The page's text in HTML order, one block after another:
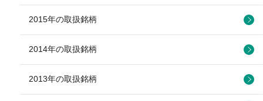
2015年の取扱銘柄
2014年の取扱銘柄
2013年の取扱銘柄